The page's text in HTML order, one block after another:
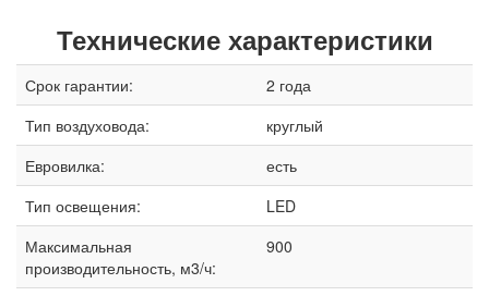
Технические характеристики
Срок гарантии:
2 года
Тип воздуховода:
круглый
Евровилка:
есть
Тип освещения:
LED
Максимальная
производительность, м3/ч:
900